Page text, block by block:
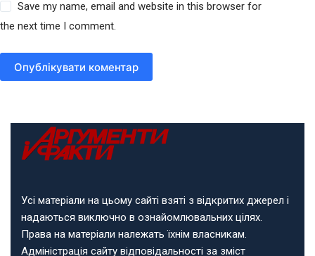
Save my name, email and website in this browser for
the next time I comment.
Опублікувати коментар
Усі матеріали на цьому сайті взяті з відкритих джерел і
надаються виключно в ознайомлювальних цілях.
Права на матеріали належать їхнім власникам.
Адміністрація сайту відповідальності за зміст